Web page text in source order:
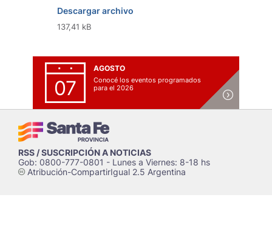
Descargar archivo
137,41 kB
07
AGOSTO
Conocé los eventos programados
para el 2026
RSS / SUSCRIPCIÓN A NOTICIAS
Gob: 0800-777-0801 - Lunes a Viernes: 8-18 hs
cAtribución-CompartirIgual 2.5 Argentina